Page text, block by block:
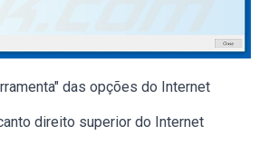
das opções do Internet
direito superior do Internet